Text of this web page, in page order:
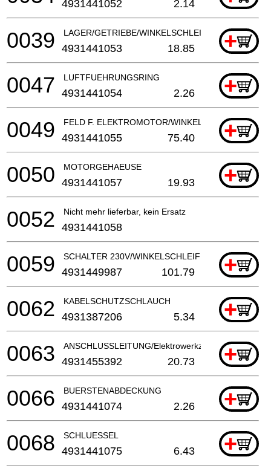
4931441052 2.14
LAGER/GETRIEBE/WINKELSCHLEIFER +
0039 4931441053 18.85
LUFTFUEHRUNGSRING +
0047 4931441054 2.26
FELD F. ELEKTROMOTOR/WINKELSCHLEIFER
+
0049 4931441055 75.40
MOTORGEHAEUSE +
0050 4931441057 19.93
Nicht mehr lieferbar, kein Ersatz
0052 4931441058
SCHALTER 230V/WINKELSCHLEIFER +
0059 4931449987 101.79
KABELSCHUTZSCHLAUCH +
0062 4931387206 5.34
ANSCHLUSSLEITUNG/Elektrowerkzeug +
0063 4931455392 20.73
BUERSTENABDECKUNG +
0066 4931441074 2.26
SCHLUESSEL +
0068 4931441075 6.43